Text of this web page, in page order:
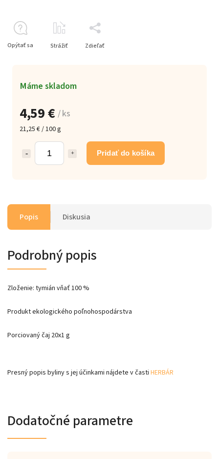
4,59 € / ks
21,25 € / 100 g
Pridať do košíka
Máme skladom
Opýtať sa Strážiť Zdieľať
Popis Diskusia
Podrobný popis
Zloženie: tymián vňať 100 %
Produkt ekologického poľnohospodárstva
Porciovaný čaj 20x1 g
Presný popis byliny s jej účinkami nájdete v časti HERBÁR
Dodatočné parametre